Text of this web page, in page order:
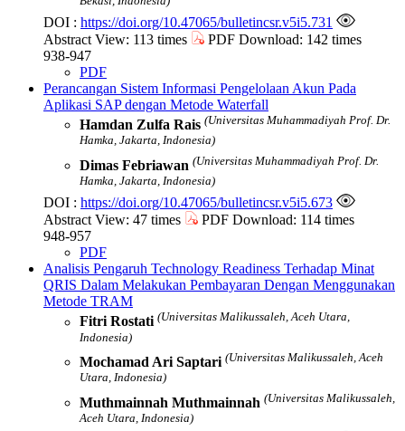
DOI : https://doi.org/10.47065/bulletincsr.v5i5.731
Abstract View: 113 times
PDF Download: 142 times
938-947
PDF
Perancangan Sistem Informasi Pengelolaan Akun Pada
Aplikasi SAP dengan Metode Waterfall
Hamdan Zulfa Rais (Universitas Muhammadiyah Prof. Dr.
Hamka, Jakarta, Indonesia)
Dimas Febriawan (Universitas Muhammadiyah Prof. Dr.
Hamka, Jakarta, Indonesia)
DOI : https://doi.org/10.47065/bulletincsr.v5i5.673
Abstract View: 47 times
PDF Download: 114 times
948-957
PDF
Analisis Pengaruh Technology Readiness Terhadap Minat
QRIS Dalam Melakukan Pembayaran Dengan Menggunakan
Metode TRAM
Fitri Rostati (Universitas Malikussaleh, Aceh Utara,
Indonesia)
Mochamad Ari Saptari (Universitas Malikussaleh, Aceh
Utara, Indonesia)
Muthmainnah Muthmainnah (Universitas Malikussaleh,
Aceh Utara, Indonesia)